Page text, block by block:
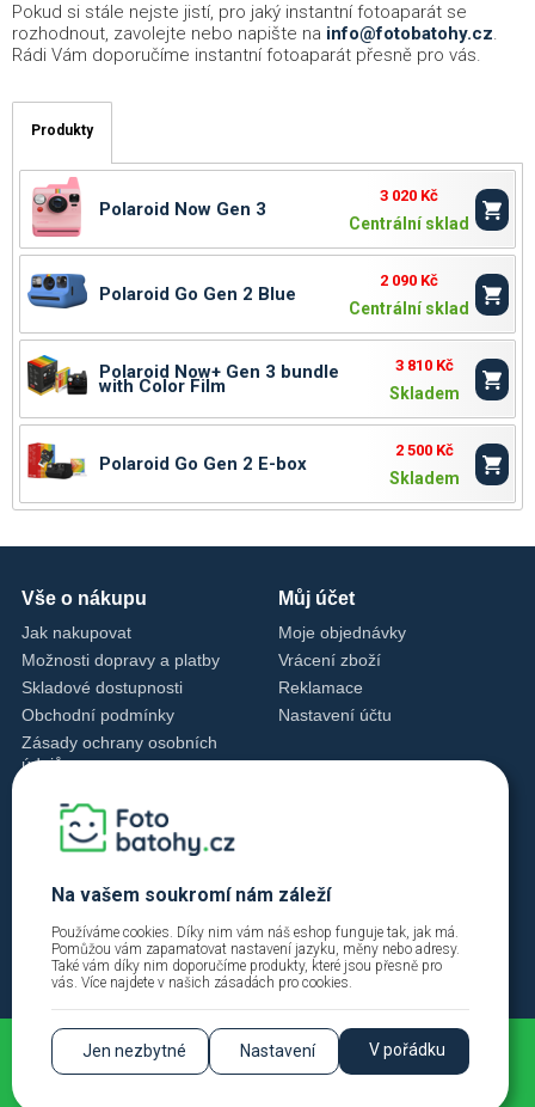
Pokud si stále nejste jistí, pro jaký instantní fotoaparát se
rozhodnout, zavolejte nebo napište na info@fotobatohy.cz.
Rádi Vám doporučíme instantní fotoaparát přesně pro vás.
Produkty
Polaroid Now Gen 3
3 020 Kč
Centrální sklad
Polaroid Go Gen 2 Blue
2 090 Kč
Centrální sklad
Polaroid Now+ Gen 3 bundle
with Color Film
3 810 Kč
Skladem
Polaroid Go Gen 2 E-box
2 500 Kč
Skladem
Vše o nákupu
Jak nakupovat
Možnosti dopravy a platby
Skladové dostupnosti
Obchodní podmínky
Zásady ochrany osobních
údajů
Zásady cookies
Můj účet
Moje objednávky
Vrácení zboží
Reklamace
Nastavení účtu
Kontakty
+420 720 762 432
Po - Pá 9:00 - 18:00
2026 © Fotobatohy.cz | FIINYX VISION s.r.o. |
Na vašem soukromí nám záleží
Používáme cookies. Díky nim vám náš eshop funguje tak, jak má.
Pomůžou vám zapamatovat nastavení jazyku, měny nebo adresy.
Také vám díky nim doporučíme produkty, které jsou přesně pro
vás. Více najdete v našich zásadách pro cookies.
Jen nezbytné Nastavení V pořádku